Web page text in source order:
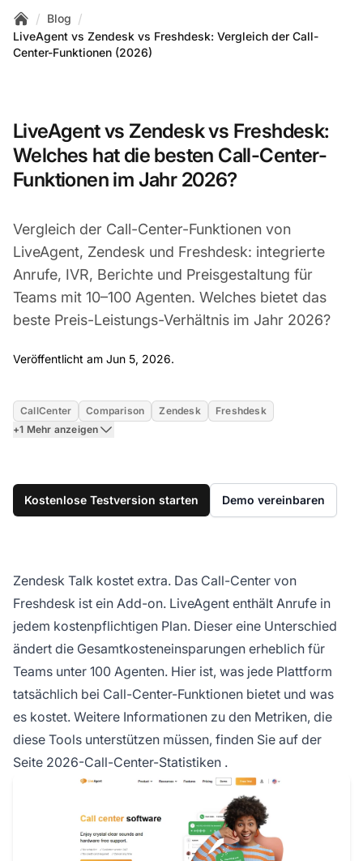
Home
/ Blog /
LiveAgent vs Zendesk vs Freshdesk: Vergleich der Call-
Center-Funktionen (2026)
LiveAgent vs Zendesk vs Freshdesk:
Welches hat die besten Call-Center-
Funktionen im Jahr 2026?
Vergleich der Call-Center-Funktionen von
LiveAgent, Zendesk und Freshdesk: integrierte
Anrufe, IVR, Berichte und Preisgestaltung für
Teams mit 10–100 Agenten. Welches bietet das
beste Preis-Leistungs-Verhältnis im Jahr 2026?
Veröffentlicht am Jun 5, 2026.
CallCenter Comparison Zendesk
Freshdesk
+1 Mehr anzeigen
Kostenlose Testversion starten Demo vereinbaren
Zendesk Talk kostet extra. Das Call-Center von
Freshdesk ist ein Add-on. LiveAgent enthält Anrufe in
jedem kostenpflichtigen Plan. Dieser eine Unterschied
ändert die Gesamtkosteneinsparungen erheblich für
Teams unter 100 Agenten. Hier ist, was jede Plattform
tatsächlich bei Call-Center-Funktionen bietet und was
es kostet. Weitere Informationen zu den Metriken, die
diese Tools unterstützen müssen, finden Sie auf der
Seite 2026-Call-Center-Statistiken .